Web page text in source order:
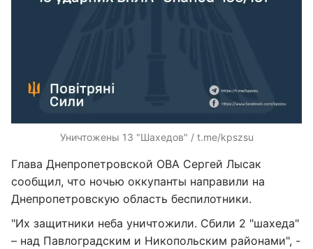
Уничтожены 13 "Шахедов" / t.me/kpszsu
Глава Днепропетровской ОВА Сергей Лысак
сообщил, что ночью оккупанты направили на
Днепропетровскую область беспилотники.
"Их защитники неба уничтожили. Сбили 2 "шахеда"
– над Павлоградским и Никопольским районами", -